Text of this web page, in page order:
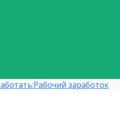
Рабочий заработок